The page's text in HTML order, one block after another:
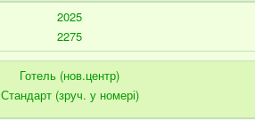
2025
2275
Готель (нов.центр)
Стандарт (зруч. у номері)